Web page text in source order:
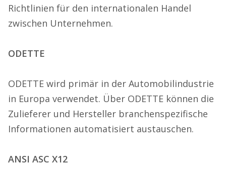
Richtlinien für den internationalen Handel
zwischen Unternehmen.
ODETTE
ODETTE wird primär in der Automobilindustrie
in Europa verwendet. Über ODETTE können die
Zulieferer und Hersteller branchenspezifische
Informationen automatisiert austauschen.
ANSI ASC X12